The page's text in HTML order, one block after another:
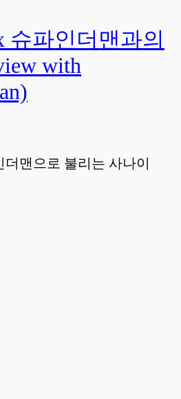
슈파인더맨과의
with
맨으로 불리는 사나이